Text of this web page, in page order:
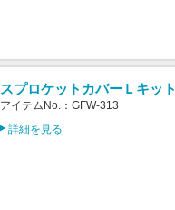
スプロケットカバーＬキット
アイテムNo.：GFW-313
詳細を見る